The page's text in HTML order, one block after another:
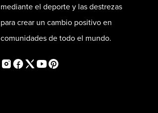
mediante el deporte y las destrezas
para crear un cambio positivo en
comunidades de todo el mundo.